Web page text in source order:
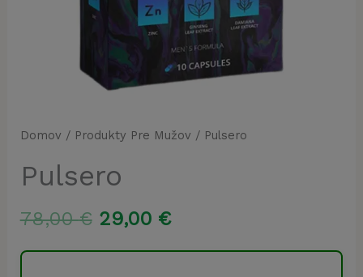
Domov / Produkty Pre Mužov / Pulsero
Pulsero
78,00€ Pôvodná
cena
29,00 €Aktuálna
cena